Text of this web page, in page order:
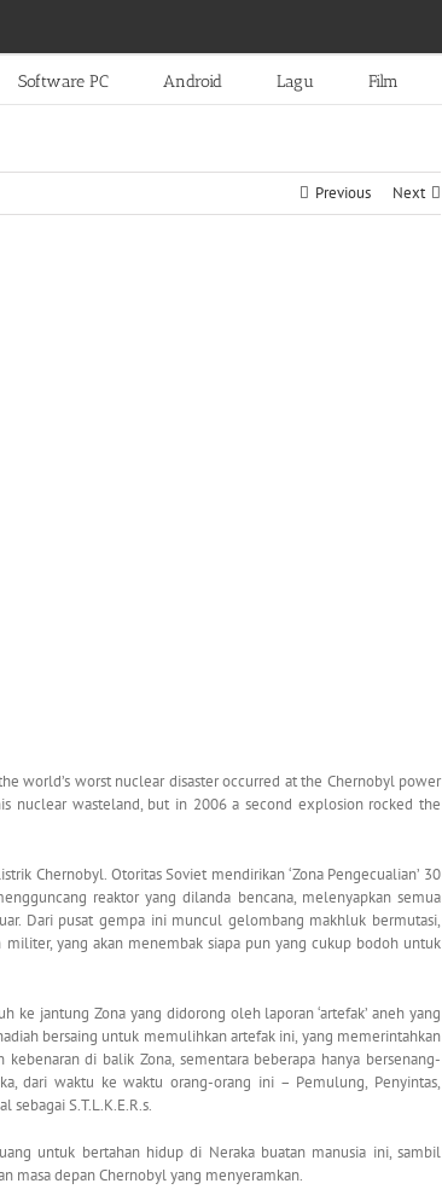
Software PC Android Lagu Film
Previous Next
world’s worst nuclear disaster occurred at the Chernobyl power
nuclear wasteland, but in 2006 a second explosion rocked the
Chernobyl. Otoritas Soviet mendirikan ‘Zona Pengecualian’ 30
reaktor yang dilanda bencana, melenyapkan semua
Dari pusat gempa ini muncul gelombang makhluk bermutasi,
yang akan menembak siapa pun yang cukup bodoh untuk
jantung Zona yang didorong oleh laporan ‘artefak’ aneh yang
bersaing untuk memulihkan artefak ini, yang memerintahkan
di balik Zona, sementara beberapa hanya bersenang-
dari waktu ke waktu orang-orang ini – Pemulung, Penyintas,
sebagai S.T.L.K.E.R.s.
untuk bertahan hidup di Neraka buatan manusia ini, sambil
masa depan Chernobyl yang menyeramkan.